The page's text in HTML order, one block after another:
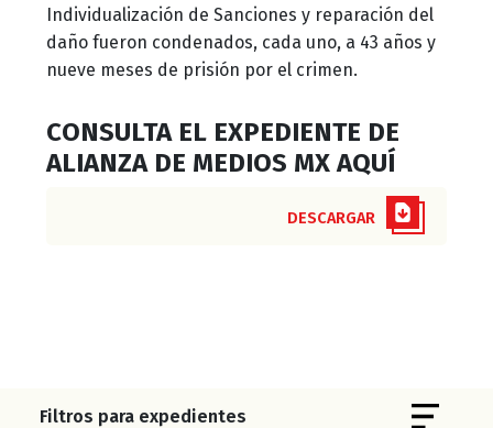
Individualización de Sanciones y reparación del
daño fueron condenados, cada uno, a 43 años y
nueve meses de prisión por el crimen.
CONSULTA EL EXPEDIENTE DE
ALIANZA DE MEDIOS MX AQUÍ
DESCARGAR
Filtros para expedientes Toggle